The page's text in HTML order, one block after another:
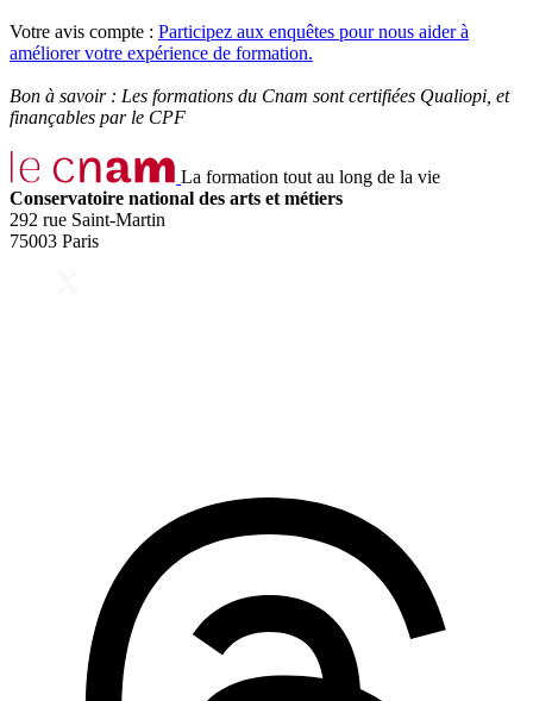
Votre avis compte : Participez aux enquêtes pour nous aider à
améliorer votre expérience de formation.
Bon à savoir : Les formations du Cnam sont certifiées Qualiopi, et
finançables par le CPF
La formation tout au long de la vie
Conservatoire national des arts et métiers
292 rue Saint-Martin
75003 Paris